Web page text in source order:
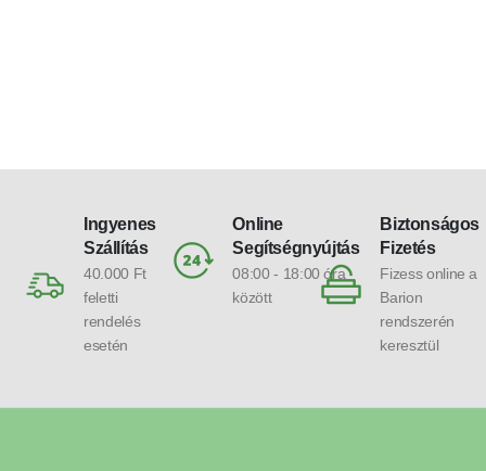
Ingyenes
Szállítás
40.000 Ft
feletti
rendelés
esetén
Online
Segítségnyújtás
08:00 - 18:00 óra
között
Biztonságos
Fizetés
Fizess online a
Barion
rendszerén
keresztül